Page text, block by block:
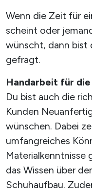
Wenn die Zeit für
scheint oder
wünscht, dann bist
gefragt.
Handarbeit für die
Du bist auch die
Kunden
wünschen. Dabei
umfangreiches
Materialkenntnisse
das Wissen über
Schuhaufbau.